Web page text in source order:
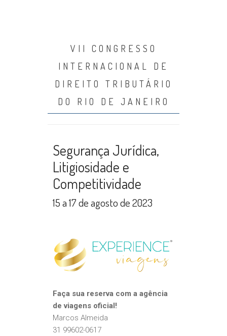
VII CONGRESSO
INTERNACIONAL DE
DIREITO TRIBUTÁRIO
DO RIO DE JANEIRO
Segurança Jurídica,
Litigiosidade e
Competitividade
15 a 17 de agosto de 2023
Faça sua reserva com a agência
de viagens oficial!
Marcos Almeida
31 99602-0617